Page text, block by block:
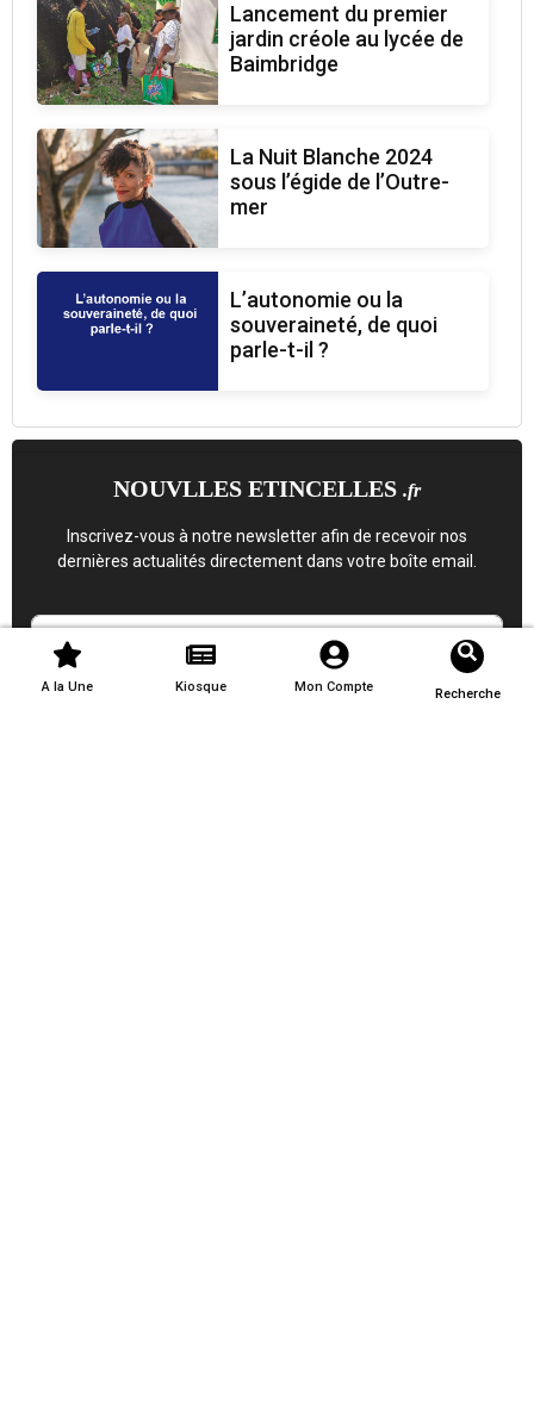
Lancement du premier
jardin créole au lycée de
Baimbridge
La Nuit Blanche 2024
sous l’égide de l’Outre-
mer
L’autonomie ou la
souveraineté, de quoi
parle-t-il ?
NOUVLLES ETINCELLES .fr
Inscrivez-vous à notre newsletter afin de recevoir nos
dernières actualités directement dans votre boîte email.
A la Une Kiosque Mon Compte Recherche